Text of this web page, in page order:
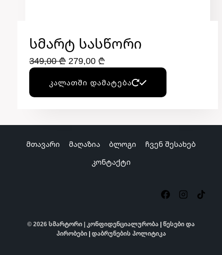
Სმარტ Სასწორი
349,00₾ Original
was:
279,00 ₾
is:
ᲙᲐᲚᲐᲗᲨᲘ ᲓᲐᲛᲐᲢᲔᲑᲐ
მთავარი მაღაზია ბლოგი
ჩვენ შესახებ
კონტაქტი
© 2026 სმარტორი |კონფიდენციალურობა |წესები და
პირობები|დაბრუნების პოლიტიკა